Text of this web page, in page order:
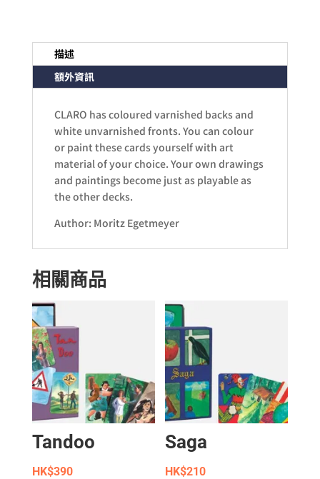
描述
額外資訊
CLARO has coloured varnished backs and
white unvarnished fronts. You can colour
or paint these cards yourself with art
material of your choice. Your own drawings
and paintings become just as playable as
the other decks.
Author: Moritz Egetmeyer
相關商品
Tandoo
HK$390
Saga
HK$210